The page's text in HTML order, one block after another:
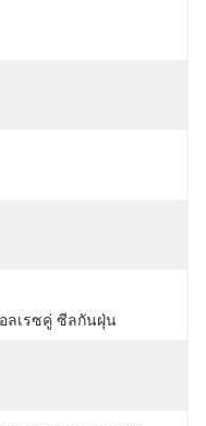
ลเรซคู่ ซีลกันฝุ่น